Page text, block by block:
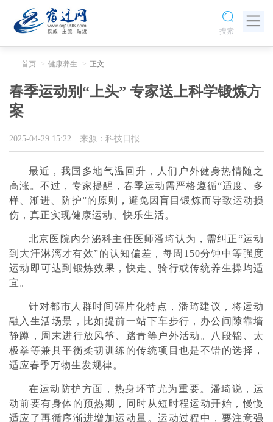
搜索
首页 健康养生 正文
春季运动别“上头” 专家送上科学锻炼方
案
2025-04-29 15:22 来源：科技日报
最近，我国多地气温回升，人们户外健身热情随之
高涨。不过，专家提醒，春季运动需严格遵循“适度、多
样、渐进、防护”的原则，避免因盲目锻炼而导致运动损
伤，真正实现健康运动、快乐生活。
北京医院内分泌科主任医师潘琦认为，需纠正“运动
到大汗淋漓才有效”的认知偏差，每周150分钟中等强度
运动即可达到锻炼效果，快走、骑行或传统养生操均适
宜。
针对都市人群时间碎片化特点，潘琦建议，将运动
融入生活场景，比如提前一站下车步行，办公间隙靠墙
静蹲，周末进行放风筝、踏青等户外活动。八段锦、太
极拳等兼具平衡柔韧训练的传统项目也是不错的选择，
适应春季万物生发规律。
在运动防护方面，热身环节尤为重要。潘琦说，运
动前要有身体的预热期，同时从短时程运动开始，慢慢
适应了再循序渐进增加运动量。运动过程中，要注意强